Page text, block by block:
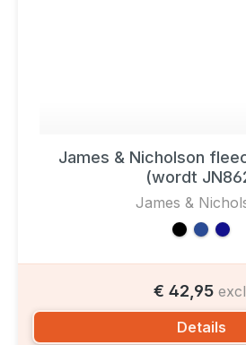
James & Nicholson
(wordt
James &
€ 42,95
Details